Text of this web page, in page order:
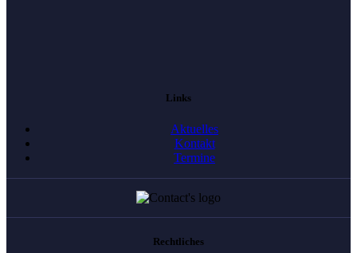
Links
Aktuelles
Kontakt
Termine
Rechtliches